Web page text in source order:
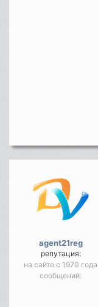
agent21reg
репутация:
на сайте с 1970 года
сообщений: